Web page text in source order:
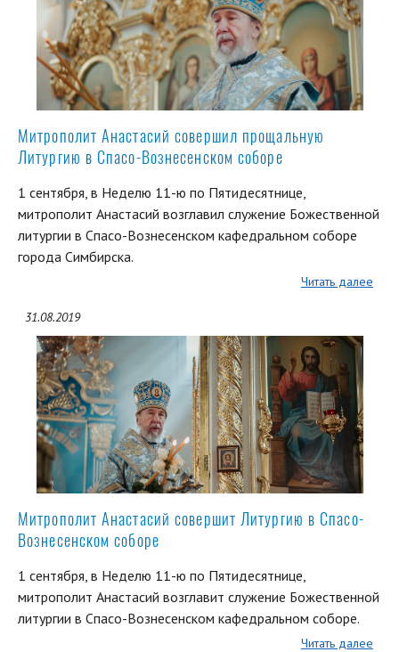
Митрополит Анастасий совершил прощальную
Литургию в Спасо-Вознесенском соборе
1 сентября, в Неделю 11-ю по Пятидесятнице,
митрополит Анастасий возглавил служение Божественной
литургии в Спасо-Вознесенском кафедральном соборе
города Симбирска.
Читать далее
31.08.2019
Митрополит Анастасий совершит Литургию в Спасо-
Вознесенском соборе
1 сентября, в Неделю 11-ю по Пятидесятнице,
митрополит Анастасий возглавит служение Божественной
литургии в Спасо-Вознесенском кафедральном соборе.
Читать далее